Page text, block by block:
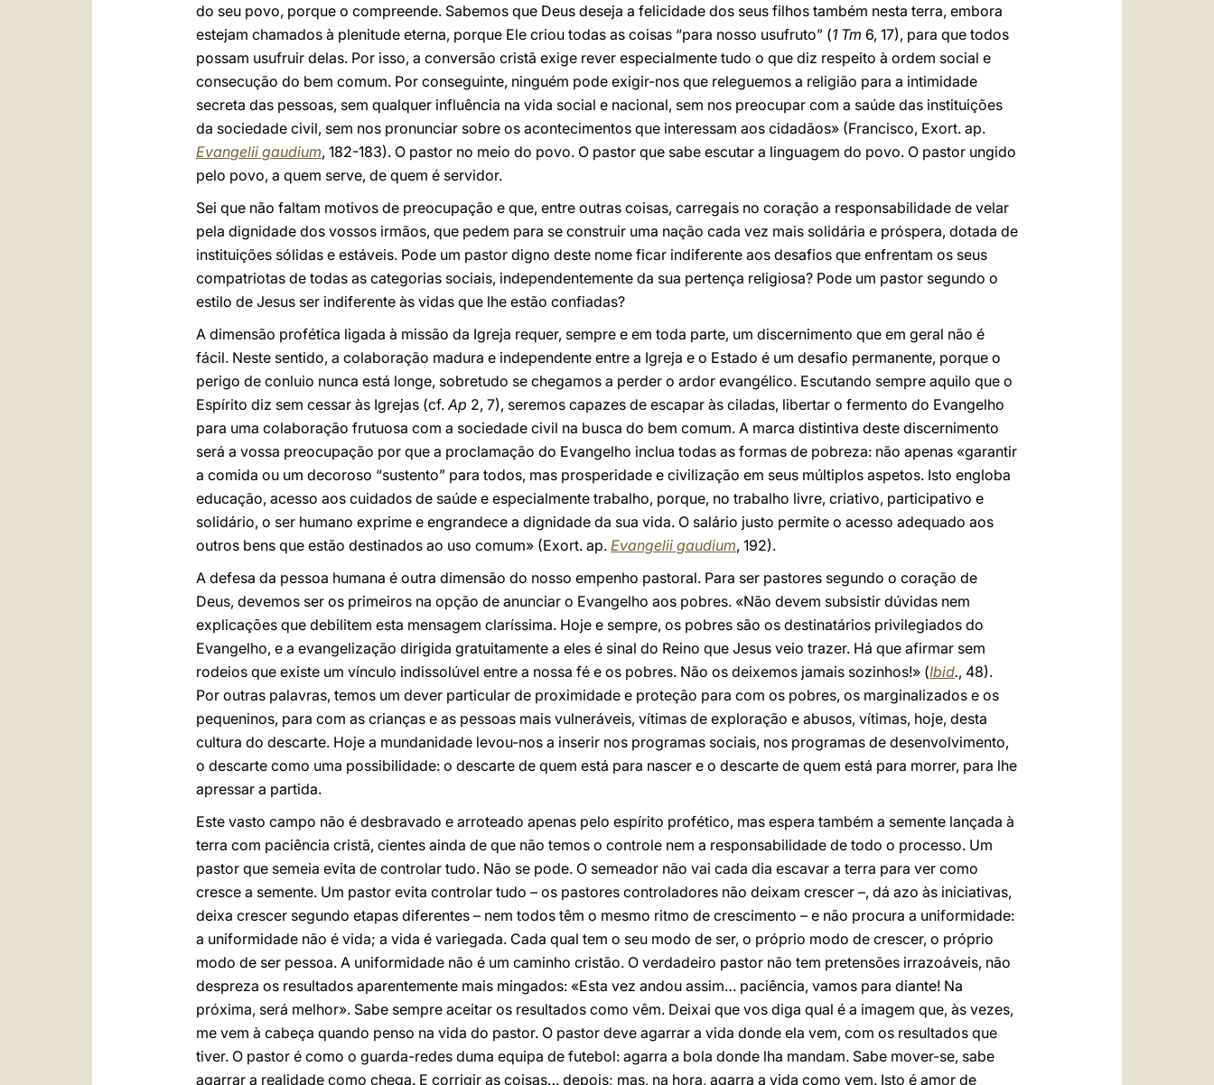
do seu povo, porque o compreende. Sabemos que Deus deseja a felicidade dos seus filhos também nesta terra, embora
estejam chamados à plenitude eterna, porque Ele criou todas as coisas “para nosso usufruto” (1 Tm 6, 17), para que todos
possam usufruir delas. Por isso, a conversão cristã exige rever especialmente tudo o que diz respeito à ordem social e
consecução do bem comum. Por conseguinte, ninguém pode exigir-nos que releguemos a religião para a intimidade
secreta das pessoas, sem qualquer influência na vida social e nacional, sem nos preocupar com a saúde das instituições
da sociedade civil, sem nos pronunciar sobre os acontecimentos que interessam aos cidadãos» (Francisco, Exort. ap.
Evangelii gaudium, 182-183). O pastor no meio do povo. O pastor que sabe escutar a linguagem do povo. O pastor ungido
pelo povo, a quem serve, de quem é servidor.
Sei que não faltam motivos de preocupação e que, entre outras coisas, carregais no coração a responsabilidade de velar
pela dignidade dos vossos irmãos, que pedem para se construir uma nação cada vez mais solidária e próspera, dotada de
instituições sólidas e estáveis. Pode um pastor digno deste nome ficar indiferente aos desafios que enfrentam os seus
compatriotas de todas as categorias sociais, independentemente da sua pertença religiosa? Pode um pastor segundo o
estilo de Jesus ser indiferente às vidas que lhe estão confiadas?
A dimensão profética ligada à missão da Igreja requer, sempre e em toda parte, um discernimento que em geral não é
fácil. Neste sentido, a colaboração madura e independente entre a Igreja e o Estado é um desafio permanente, porque o
perigo de conluio nunca está longe, sobretudo se chegamos a perder o ardor evangélico. Escutando sempre aquilo que o
Espírito diz sem cessar às Igrejas (cf.Ap 2, 7), seremos capazes de escapar às ciladas, libertar o fermento do Evangelho
para uma colaboração frutuosa com a sociedade civil na busca do bem comum. A marca distintiva deste discernimento
será a vossa preocupação por que a proclamação do Evangelho inclua todas as formas de pobreza: não apenas «garantir
a comida ou um decoroso “sustento” para todos, mas prosperidade e civilização em seus múltiplos aspetos. Isto engloba
educação, acesso aos cuidados de saúde e especialmente trabalho, porque, no trabalho livre, criativo, participativo e
solidário, o ser humano exprime e engrandece a dignidade da sua vida. O salário justo permite o acesso adequado aos
outros bens que estão destinados ao uso comum» (Exort. ap. Evangelii gaudium, 192).
A defesa da pessoa humana é outra dimensão do nosso empenho pastoral. Para ser pastores segundo o coração de
Deus, devemos ser os primeiros na opção de anunciar o Evangelho aos pobres. «Não devem subsistir dúvidas nem
explicações que debilitem esta mensagem claríssima. Hoje e sempre, os pobres são os destinatários privilegiados do
Evangelho, e a evangelização dirigida gratuitamente a eles é sinal do Reino que Jesus veio trazer. Há que afirmar sem
rodeios que existe um vínculo indissolúvel entre a nossa fé e os pobres. Não os deixemos jamais sozinhos!» (Ibid., 48).
Por outras palavras, temos um dever particular de proximidade e proteção para com os pobres, os marginalizados e os
pequeninos, para com as crianças e as pessoas mais vulneráveis, vítimas de exploração e abusos, vítimas, hoje, desta
cultura do descarte. Hoje a mundanidade levou-nos a inserir nos programas sociais, nos programas de desenvolvimento,
o descarte como uma possibilidade: o descarte de quem está para nascer e o descarte de quem está para morrer, para lhe
apressar a partida.
Este vasto campo não é desbravado e arroteado apenas pelo espírito profético, mas espera também a semente lançada à
terra com paciência cristã, cientes ainda de que não temos o controle nem a responsabilidade de todo o processo. Um
pastor que semeia evita de controlar tudo. Não se pode. O semeador não vai cada dia escavar a terra para ver como
cresce a semente. Um pastor evita controlar tudo – os pastores controladores não deixam crescer –, dá azo às iniciativas,
deixa crescer segundo etapas diferentes – nem todos têm o mesmo ritmo de crescimento – e não procura a uniformidade:
a uniformidade não é vida; a vida é variegada. Cada qual tem o seu modo de ser, o próprio modo de crescer, o próprio
modo de ser pessoa. A uniformidade não é um caminho cristão. O verdadeiro pastor não tem pretensões irrazoáveis, não
despreza os resultados aparentemente mais mingados: «Esta vez andou assim… paciência, vamos para diante! Na
próxima, será melhor». Sabe sempre aceitar os resultados como vêm. Deixai que vos diga qual é a imagem que, às vezes,
me vem à cabeça quando penso na vida do pastor. O pastor deve agarrar a vida donde ela vem, com os resultados que
tiver. O pastor é como o guarda-redes duma equipa de futebol: agarra a bola donde lha mandam. Sabe mover-se, sabe
agarrar a realidade como chega. E corrigir as coisas… depois; mas, na hora, agarra a vida como vem. Isto é amor de